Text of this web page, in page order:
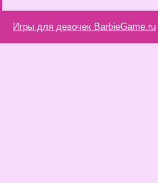
Игры для девочек BarbieGame.ru